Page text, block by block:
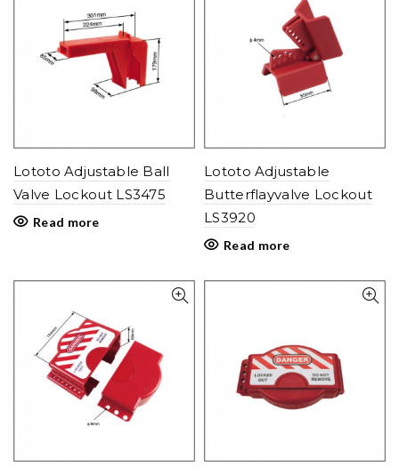
Lototo Adjustable Ball
Valve Lockout LS3475
Read more
Lototo Adjustable
Butterflayvalve Lockout
LS3920
Read more